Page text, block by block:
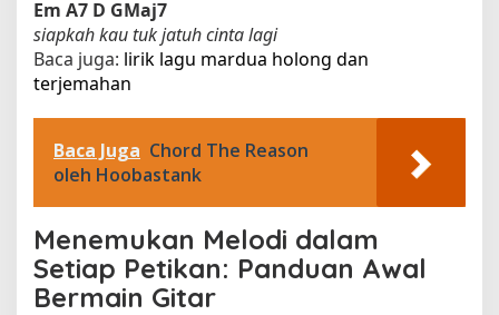
Em A7 D GMaj7
siapkah kau tuk jatuh cinta lagi
Baca juga: lirik lagu mardua holong dan
terjemahan​
Baca Juga Chord The Reason
oleh Hoobastank
Menemukan Melodi dalam
Setiap Petikan: Panduan Awal
Bermain Gitar